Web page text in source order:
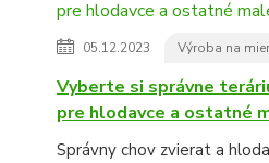
05.12.2023 Výroba na
Vyberte si správne
pre hlodavce a ostatné
Správny chov zvierat a